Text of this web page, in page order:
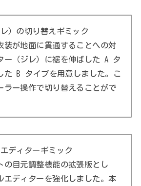
）の切り替えギミック
装が地面に貫通することへの対
ー（ジレ）に裾を伸ばした A タ
た B タイプを用意しました。こ
ラー操作で切り替えることがで
ディターギミック
の目元調整機能の拡張版とし
エディターを強化しました。本